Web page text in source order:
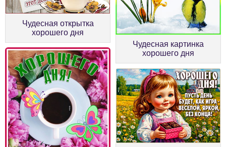
Чудесная открытка
хорошего дня
Чудесная картинка
хорошего дня